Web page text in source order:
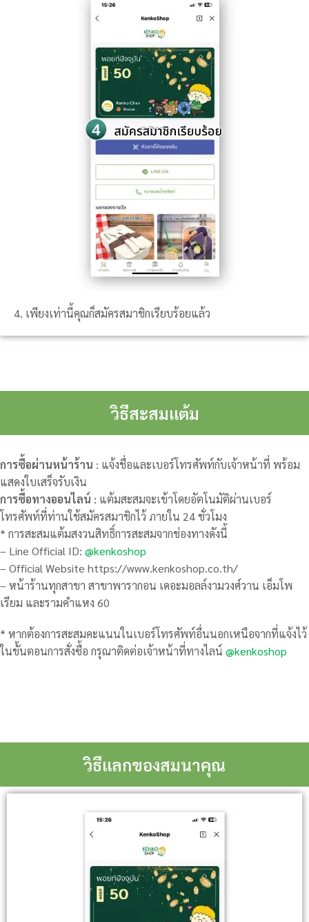
4. เพียงเท่านี้คุณก็สมัครสมาชิกเรียบร้อยแล้ว
วิธีสะสมแต้ม
การซื้อผ่านหน้าร้าน : แจ้งชื่อและเบอร์โทรศัพท์กับเจ้าหน้าที่ พร้อม
แสดงใบเสร็จรับเงิน
การซื้อทางออนไลน์ : แต้มสะสมจะเข้าโดยอัตโนมัติผ่านเบอร์
โทรศัพท์ที่ท่านใช้สมัครสมาชิกไว้ ภายใน 24 ชั่วโมง
* การสะสมแต้มสงวนสิทธิ์การสะสมจากช่องทางดังนี้
– Line Official ID: @kenkoshop
– Official Website https://www.kenkoshop.co.th/
– หน้าร้านทุกสาขา สาขาพารากอน เดอะมอลล์งามวงศ์วาน เอ็มโพ
เรียม และรามคำแหง 60
* หากต้องการสะสมคะแนนในเบอร์โทรศัพท์อื่นนอกเหนือจากที่แจ้งไว้
ในขั้นตอนการสั่งซื้อ กรุณาติดต่อเจ้าหน้าที่ทางไลน์ @kenkoshop
วิธีแลกของสมนาคุณ